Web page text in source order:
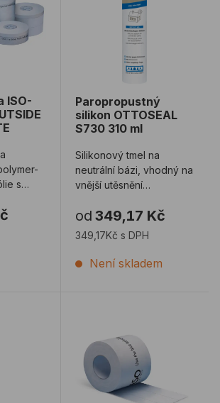
ISO-
s
Paropropustný
silikon OTTOSEAL
S730 310 ml
Silikonový tmel na
neutrální bázi, vhodný na
vnější utěsnění
spáry otvorových
konstrukcí ...
od 349,17 Kč
349,17Kč s DPH
Není skladem
tmel OTTOSEAL A710 310 ml